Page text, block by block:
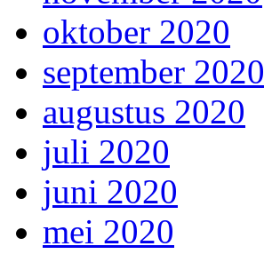
oktober 2020
september 2020
augustus 2020
juli 2020
juni 2020
mei 2020